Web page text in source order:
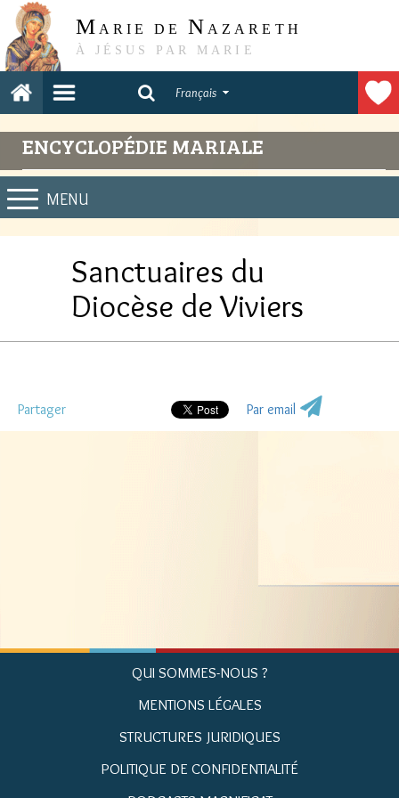
M ARIE DE N AZARETH
À JÉSUS PAR MARIE
Français
ENCYCLOPÉDIE MARIALE
MENU
Sanctuaires du
Diocèse de Viviers
Partager Par email
QUI SOMMES-NOUS ?
MENTIONS LÉGALES
STRUCTURES JURIDIQUES
POLITIQUE DE CONFIDENTIALITÉ